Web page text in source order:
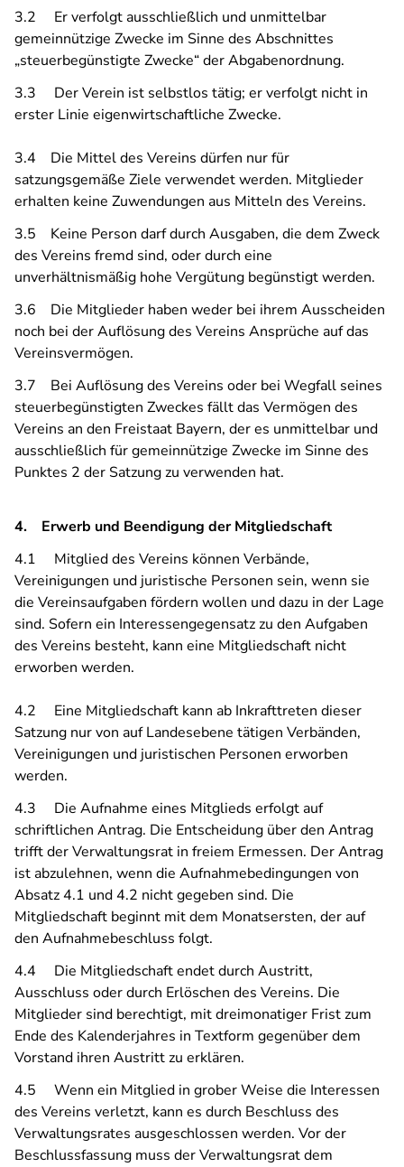
3.2 Er verfolgt ausschließlich und unmittelbar
gemeinnützige Zwecke im Sinne des Abschnittes
„steuerbegünstigte Zwecke“ der Abgabenordnung.
3.3 Der Verein ist selbstlos tätig; er verfolgt nicht in
erster Linie eigenwirtschaftliche Zwecke.
3.4 Die Mittel des Vereins dürfen nur für
satzungsgemäße Ziele verwendet werden. Mitglieder
erhalten keine Zuwendungen aus Mitteln des Vereins.
3.5 Keine Person darf durch Ausgaben, die dem Zweck
des Vereins fremd sind, oder durch eine
unverhältnismäßig hohe Vergütung begünstigt werden.
3.6 Die Mitglieder haben weder bei ihrem Ausscheiden
noch bei der Auflösung des Vereins Ansprüche auf das
Vereinsvermögen.
3.7 Bei Auflösung des Vereins oder bei Wegfall seines
steuerbegünstigten Zweckes fällt das Vermögen des
Vereins an den Freistaat Bayern, der es unmittelbar und
ausschließlich für gemeinnützige Zwecke im Sinne des
Punktes 2 der Satzung zu verwenden hat.
4. Erwerb und Beendigung der Mitgliedschaft
4.1 Mitglied des Vereins können Verbände,
Vereinigungen und juristische Personen sein, wenn sie
die Vereinsaufgaben fördern wollen und dazu in der Lage
sind. Sofern ein Interessengegensatz zu den Aufgaben
des Vereins besteht, kann eine Mitgliedschaft nicht
erworben werden.
4.2 Eine Mitgliedschaft kann ab Inkrafttreten dieser
Satzung nur von auf Landesebene tätigen Verbänden,
Vereinigungen und juristischen Personen erworben
werden.
4.3 Die Aufnahme eines Mitglieds erfolgt auf
schriftlichen Antrag. Die Entscheidung über den Antrag
trifft der Verwaltungsrat in freiem Ermessen. Der Antrag
ist abzulehnen, wenn die Aufnahmebedingungen von
Absatz 4.1 und 4.2 nicht gegeben sind. Die
Mitgliedschaft beginnt mit dem Monatsersten, der auf
den Aufnahmebeschluss folgt.
4.4 Die Mitgliedschaft endet durch Austritt,
Ausschluss oder durch Erlöschen des Vereins. Die
Mitglieder sind berechtigt, mit dreimonatiger Frist zum
Ende des Kalenderjahres in Textform gegenüber dem
Vorstand ihren Austritt zu erklären.
4.5 Wenn ein Mitglied in grober Weise die Interessen
des Vereins verletzt, kann es durch Beschluss des
Verwaltungsrates ausgeschlossen werden. Vor der
Beschlussfassung muss der Verwaltungsrat dem